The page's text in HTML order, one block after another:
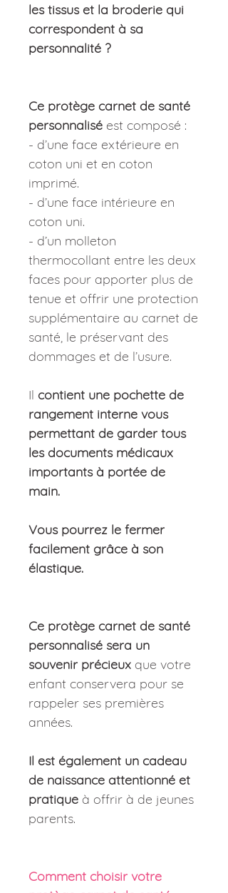
les tissus et la broderie qui
correspondent à sa
personnalité ?
Ce protège carnet de santé
personnalisé est composé :
- d’une face extérieure en
coton uni et en coton
imprimé.
- d’une face intérieure en
coton uni.
- d’un molleton
thermocollant entre les deux
faces pour apporter plus de
tenue et offrir une protection
supplémentaire au carnet de
santé, le préservant des
dommages et de l’usure.
Il contient une pochette de
rangement interne vous
permettant de garder tous
les documents médicaux
importants à portée de
main.
Vous pourrez le fermer
facilement grâce à son
élastique.
Ce protège carnet de santé
personnalisé sera un
souvenir précieux que votre
enfant conservera pour se
rappeler ses premières
années.
Il est également un cadeau
de naissance attentionné et
pratique à offrir à de jeunes
parents.
Comment choisir votre